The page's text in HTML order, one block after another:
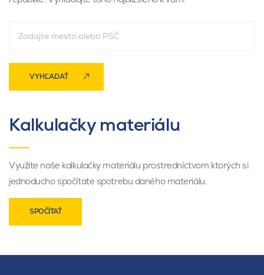
VYHĽADAŤ
Kalkulačky materiálu
Využite naše kalkulačky materiálu prostredníctvom ktorých si
jednoducho spočítate spotrebu daného materiálu.
SPOČÍTAŤ